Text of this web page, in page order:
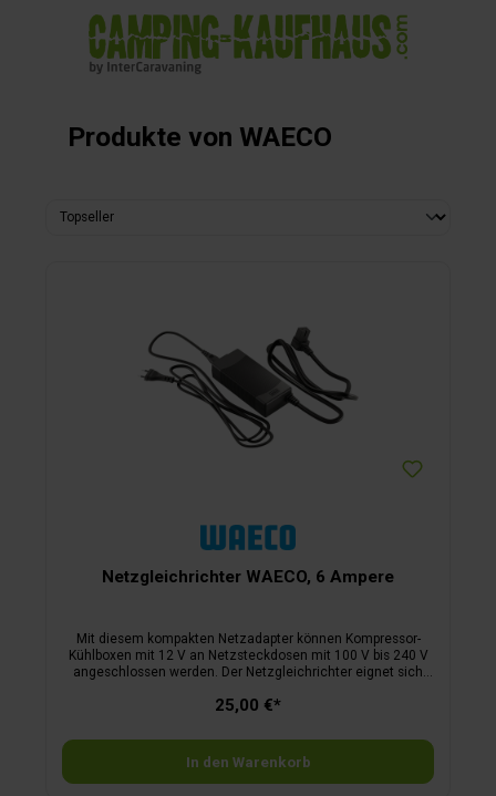
springen
Produkte von WAECO
Netzgleichrichter WAECO, 6 Ampere
Mit diesem kompakten Netzadapter können Kompressor-
Kühlboxen mit 12 V an Netzsteckdosen mit 100 V bis 240 V
angeschlossen werden. Der Netzgleichrichter eignet sich
Wechselstromanschluss haben. Mit diesem praktischen
Campingplatz oder im Ferienhaus in Betrieb genommen
werden.
25,00 €*
In den Warenkorb